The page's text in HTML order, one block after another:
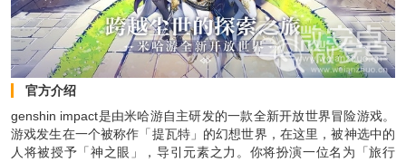
官方介绍
genshin impact是由米哈游自主研发的一款全新开放世界冒险游戏。
游戏发生在一个被称作「提瓦特」的幻想世界，在这里，被神选中的
人将被授予「神之眼」，导引元素之力。你将扮演一位名为「旅行